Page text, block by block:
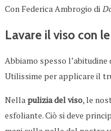
Con Federica Ambrogio di
Lavare il viso con
Abbiamo spesso
Utilissime per applicare il
Nellapulizia del viso, le
esfoliante. Ciò si deve